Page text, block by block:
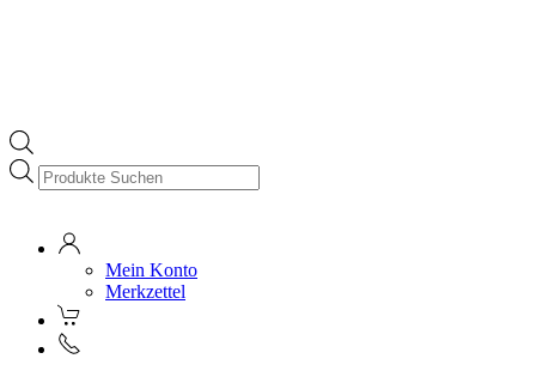
Products
search
Mein Konto
Merkzettel